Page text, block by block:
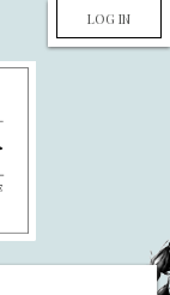
LOG IN